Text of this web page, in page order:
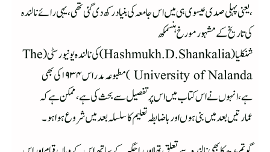
،یعنی پہلی صدی عیسوی ہی میں اس جامعہ کی بنیاد رکھ دی گئی تھی ،یہی رائے نالند ہ
کی تاریخ کے مشہور مورخ ہنسمکھ
شنکلیا(Hashmukh.D.Shankalia)کی نالندہ یونیورسٹی (The
University of Nalanda )مطبوعہ مدراس ۱۹۳۴کی بھی
ہے،انہوں نے اس کتاب میں اس پر تفصیل سے بحث کی ہے،ممکن ہے کہ
عمارتیں بعد میں بنی ہوں اور باضابطہ تعلیم کا سلسلہ بعد میں شروع ہوا ہو۔